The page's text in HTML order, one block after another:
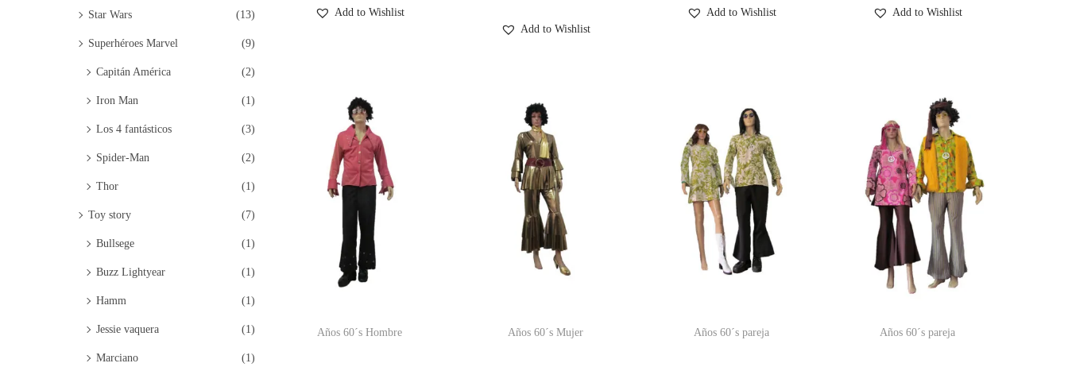
Add to Wishlist
Add to Wishlist
Add to Wishlist Add to Wishlist
Años 60´s Hombre Años 60´s Mujer Años 60´s pareja Años 60´s pareja
Star Wars (13)
Superhéroes Marvel (9)
Capitán América (2)
Iron Man (1)
Los 4 fantásticos (3)
Spider-Man (2)
Thor (1)
Toy story (7)
Bullsege (1)
Buzz Lightyear (1)
Hamm (1)
Jessie vaquera (1)
Marciano (1)